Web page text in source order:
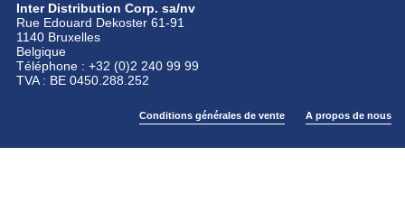
Inter Distribution Corp. sa/nv
Rue Edouard Dekoster 61-91
1140 Bruxelles
Belgique
Téléphone : +32 (0)2 240 99 99
TVA : BE 0450.288.252
Conditions générales de vente A propos de nous